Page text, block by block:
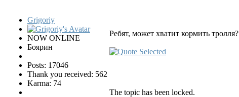
Grigoriy
NOW ONLINE
Боярин
Posts: 17046
Thank you received: 562
Karma: 74
Ребят, может хватит кормить тролля?
The topic has been locked.